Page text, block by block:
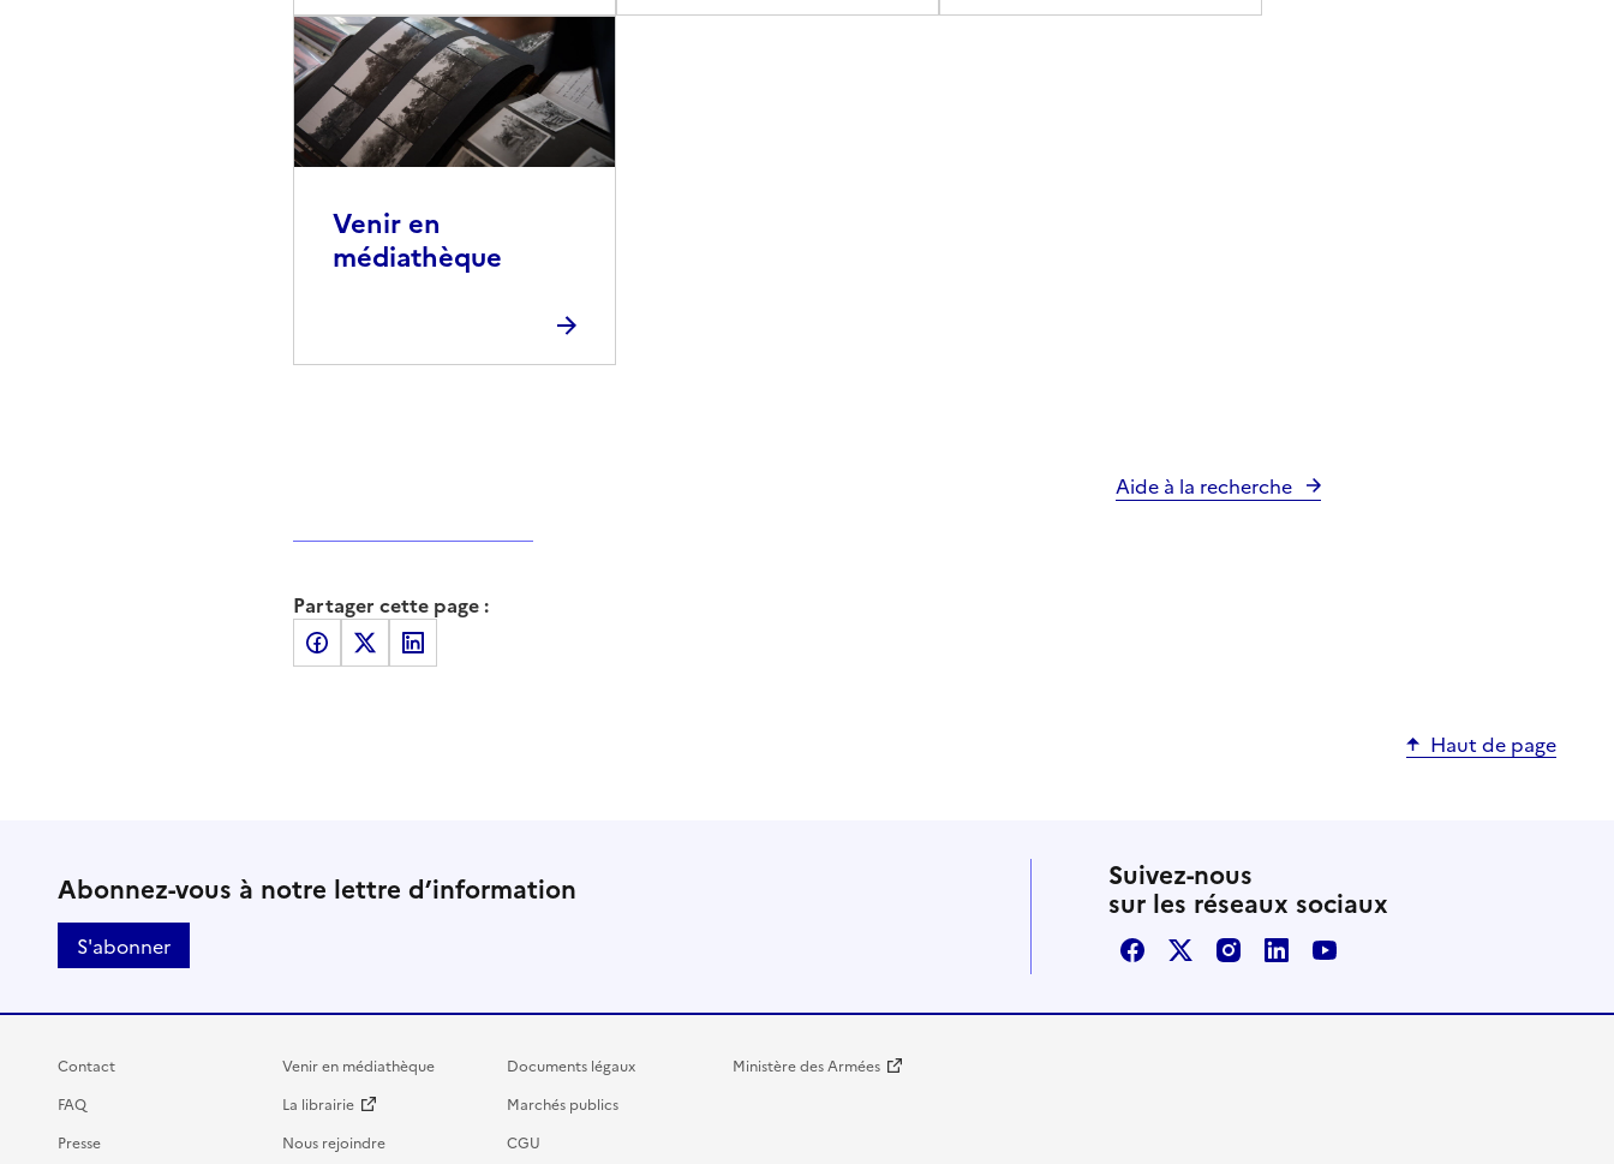
Venir en
médiathèque
Aide à la recherche
Partager cette page :
Partager sur Facebook
Partager sur XPartager sur LinkedIn
Haut de page
Abonnez-vous à notre lettre d’information
S'abonner
Suivez-nous
sur les réseaux sociaux
FacebookX / TwitterInstagram
LinkedInYoutube
Contact
FAQ
Presse
Venir en médiathèque
La librairie
Nous rejoindre
Documents légaux
Marchés publics
CGU
Ministère des Armées